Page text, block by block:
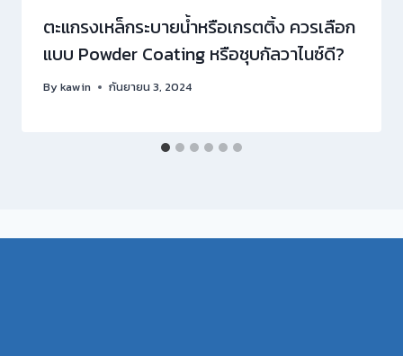
ตะแกรงเหล็กระบายน้ำหรือเกรตติ้ง ควรเลือก
แบบ Powder Coating หรือชุบกัลวาไนซ์ดี?
Bykawin กันยายน 3, 2024